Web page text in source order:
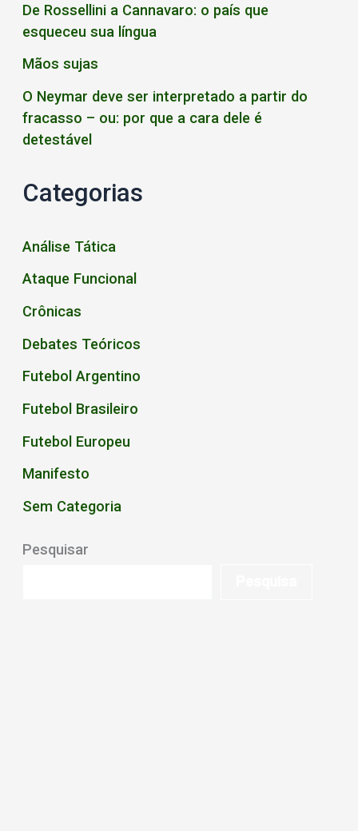
De Rossellini a Cannavaro: o país que
esqueceu sua língua
Mãos sujas
O Neymar deve ser interpretado a partir do
fracasso – ou: por que a cara dele é
detestável
Categorias
Análise Tática
Ataque Funcional
Crônicas
Debates Teóricos
Futebol Argentino
Futebol Brasileiro
Futebol Europeu
Manifesto
Sem Categoria
Pesquisar